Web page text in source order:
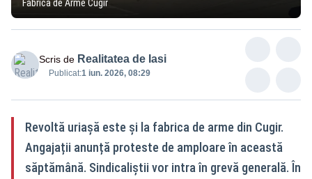
Fabrica de Arme Cugir
Scris de Realitatea de Iasi
Publicat:1 iun. 2026, 08:29
Revoltă uriașă este și la fabrica de arme din Cugir.
Angajații anunță proteste de amploare în această
săptămână. Sindicaliștii vor intra în grevă generală. În